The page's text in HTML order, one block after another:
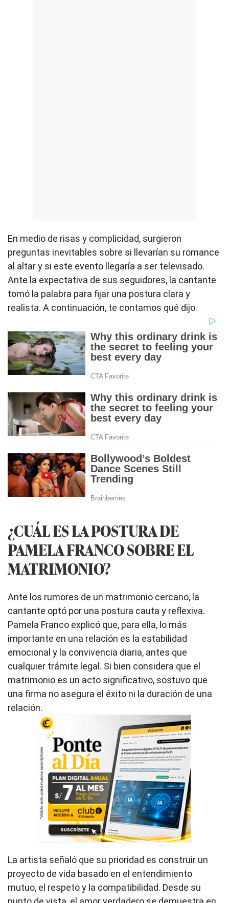
En medio de risas y complicidad, surgieron
preguntas inevitables sobre si llevarían su romance
al altar y si este evento llegaría a ser televisado.
Ante la expectativa de sus seguidores, la cantante
tomó la palabra para fijar una postura clara y
realista. A continuación, te contamos qué dijo.
¿CUÁL ES LA POSTURA DE
PAMELA FRANCO SOBRE EL
MATRIMONIO?
Ante los rumores de un matrimonio cercano, la
cantante optó por una postura cauta y reflexiva.
Pamela Franco explicó que, para ella, lo más
importante en una relación es la estabilidad
emocional y la convivencia diaria, antes que
cualquier trámite legal. Si bien considera que el
matrimonio es un acto significativo, sostuvo que
una firma no asegura el éxito ni la duración de una
relación.
La artista señaló que su prioridad es construir un
proyecto de vida basado en el entendimiento
mutuo, el respeto y la compatibilidad. Desde su